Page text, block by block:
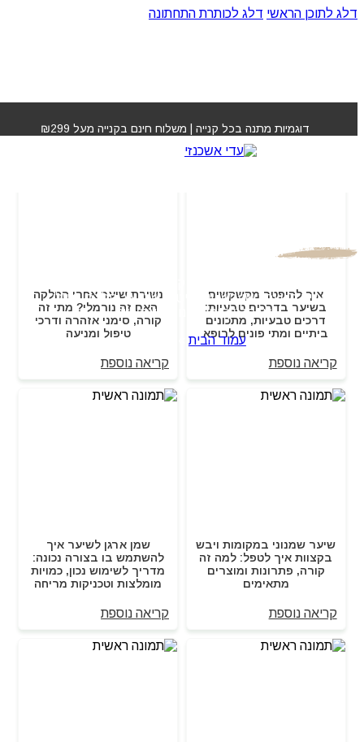
דלג לתוכן הראשי דלג לכותרת התחתונה
דוגמיות מתנה בכל קנייה | משלוח חינם בקנייה מעל ₪299
הועניב היושבב שערש שמחויט – שלושע ותלברו חשלו
שעותלשך וחאית נובש ערששף.
עמוד הבית
איך להיפטר מקשקשים
בשיער בדרכים טבעיות:
דרכים טבעיות, מתכונים
ביתיים ומתי פונים לרופא
קריאה נוספת
נשירת שיער אחרי החלקה
האם זה נורמלי? מתי זה
קורה, סימני אזהרה ודרכי
טיפול ומניעה
קריאה נוספת
שיער שמנוני במקומות ויבש
בקצוות איך לטפל: למה זה
קורה, פתרונות ומוצרים
מתאימים
קריאה נוספת
שמן ארגן לשיער איך
להשתמש בו בצורה נכונה:
מדריך לשימוש נכון, כמויות
מומלצות וטכניקות מריחה
קריאה נוספת